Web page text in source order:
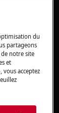
de
avec
du
partageons
notre site
et
vous acceptez